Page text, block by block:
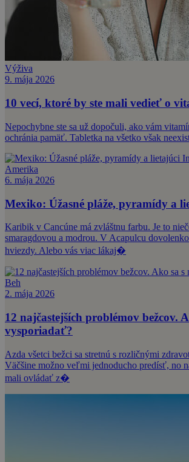
Výživa
9. mája 2026
10 vecí, ktoré by ste mali vedieť o
Nepochybne ste sa už dopočuli, ako vám
ochránia pamäť. Tabletka na všetko však
Amerika
6. mája 2026
Mexiko: Úžasné pláže, pyramídy a
Karibik v Cancúne má zvláštnu farbu. Je to
smaragdovou a modrou. V Acapulcu
hviezdy. Alebo vás viac lákaj�
Beh
2. mája 2026
12 najčastejších problémov bežcov.
vysporiadať?
Azda všetci bežci sa stretnú s rozličnými
Väčšine možno veľmi jednoducho predísť, no
mali ovládať z�